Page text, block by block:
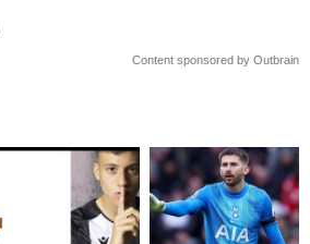
Content sponsored by Outbrain